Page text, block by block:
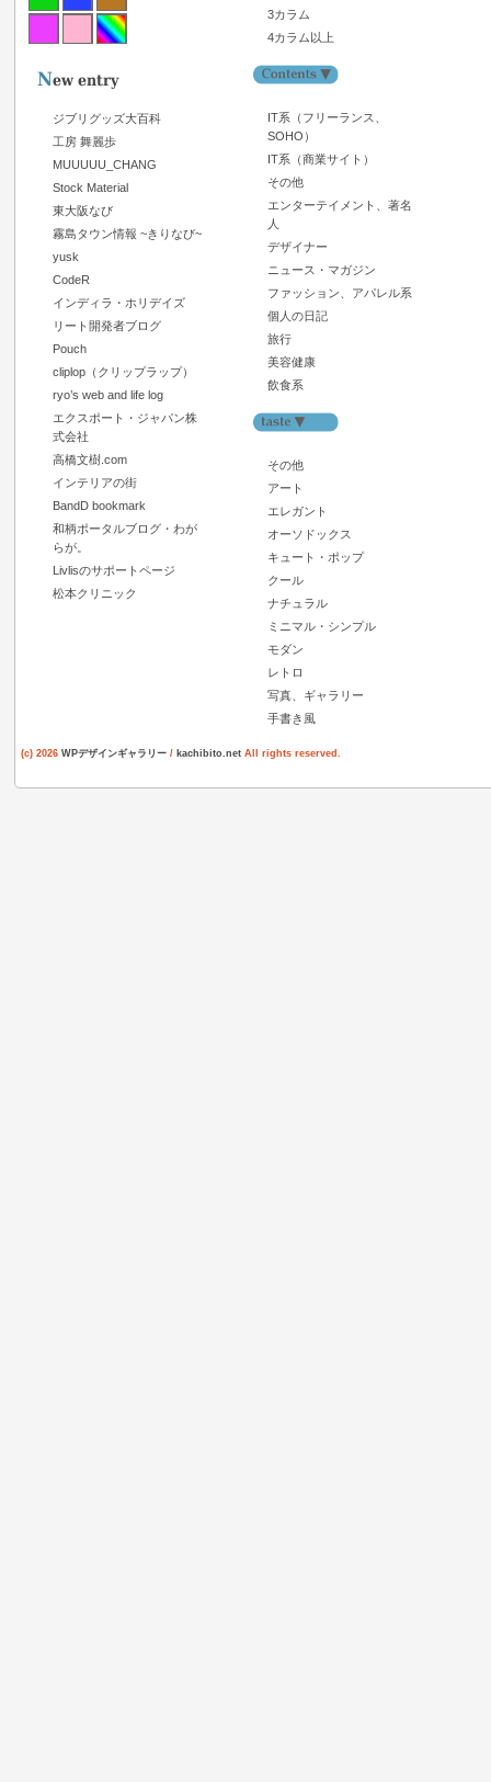
ジブリグッズ大百科
工房 舞麗歩
MUUUUU_CHANG
Stock Material
東大阪なび
霧島タウン情報 ~きりなび~
yusk
CodeR
インディラ・ホリデイズ
リート開発者ブログ
Pouch
cliplop（クリップラップ）
ryo’s web and life log
エクスポート・ジャパン株
式会社
高橋文樹.com
インテリアの街
BandD bookmark
和柄ポータルブログ・わが
らが。
Livlisのサポートページ
松本クリニック
3カラム
4カラム以上
IT系（フリーランス、
SOHO）
IT系（商業サイト）
その他
エンターテイメント、著名
人
デザイナー
ニュース・マガジン
ファッション、アパレル系
個人の日記
旅行
美容健康
飲食系
その他
アート
エレガント
オーソドックス
キュート・ポップ
クール
ナチュラル
ミニマル・シンプル
モダン
レトロ
写真、ギャラリー
手書き風
(c) 2026 WPデザインギャラリー / kachibito.net All rights reserved.